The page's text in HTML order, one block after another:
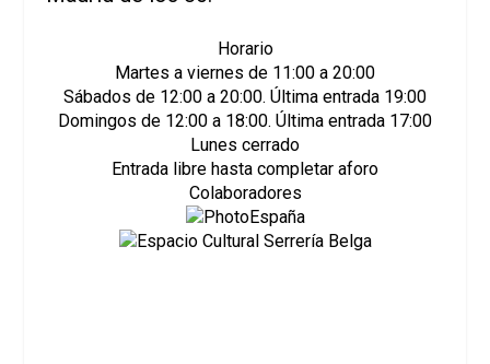
Horario
Martes a viernes de 11:00 a 20:00
Sábados de 12:00 a 20:00. Última entrada 19:00
Domingos de 12:00 a 18:00. Última entrada 17:00
Lunes cerrado
Entrada libre hasta completar aforo
Colaboradores